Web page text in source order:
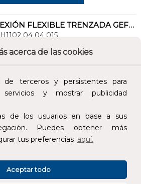
acerca de las cookies
de terceros y persistentes para
servicios y mostrar publicidad
de los usuarios en base a sus
Puedes obtener más
tus preferencias aquí.
Aceptar todo
CONEXIÓN FLEXIBLE TRENZADA GEFLEX DN8 M 1/2" - H 1/2" 15cm
H1102 04 04 015
para profesionales.
no incluidos.